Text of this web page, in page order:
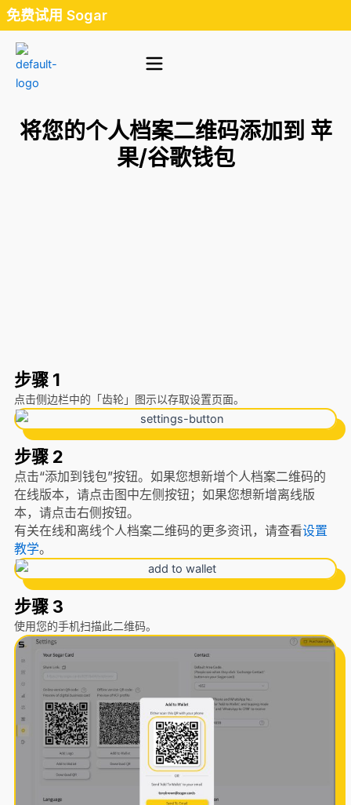
跳
至
免费试用 Sogar
将您的个人档案二维码添加到 苹
果/谷歌钱包
步骤 1
点击侧边栏中的「齿轮」图示以存取设置页面。
步骤 2
点击“添加到钱包”按钮。如果您想新增个人档案二维码的
在线版本，请点击图中左侧按钮；如果您想新增离线版
本，请点击右侧按钮。
有关在线和离线个人档案二维码的更多资讯，请查看设置
教学。
步骤 3
使用您的手机扫描此二维码。